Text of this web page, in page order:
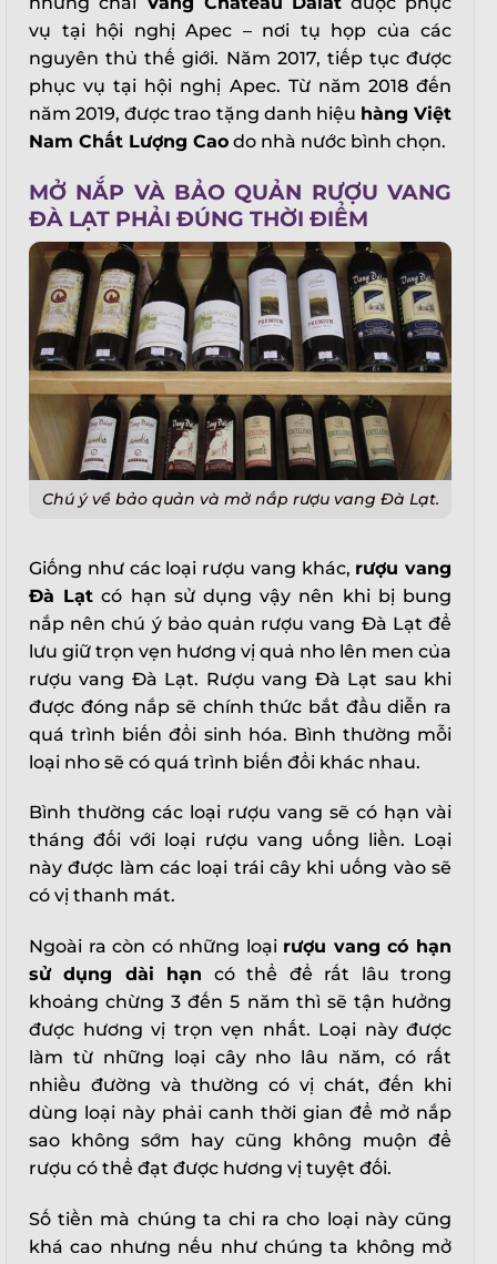
vụ tại hội nghị Apec – nơi tụ họp của các
nguyên thủ thế giới. Năm 2017, tiếp tục được
phục vụ tại hội nghị Apec. Từ năm 2018 đến
năm 2019, được trao tặng danh hiệu hàng Việt
Nam Chất Lượng Cao do nhà nước bình chọn.
MỞ NẮP VÀ BẢO QUẢN RƯỢU VANG
ĐÀ LẠT PHẢI ĐÚNG THỜI ĐIỂM
Chú ý về bảo quản và mở nắp rượu vang Đà Lạt.
Giống như các loại rượu vang khác, rượu vang
Đà Lạt có hạn sử dụng vậy nên khi bị bung
nắp nên chú ý bảo quản rượu vang Đà Lạt để
lưu giữ trọn vẹn hương vị quả nho lên men của
rượu vang Đà Lạt. Rượu vang Đà Lạt sau khi
được đóng nắp sẽ chính thức bắt đầu diễn ra
quá trình biến đổi sinh hóa. Bình thường mỗi
loại nho sẽ có quá trình biến đổi khác nhau.
Bình thường các loại rượu vang sẽ có hạn vài
tháng đối với loại rượu vang uống liền. Loại
này được làm các loại trái cây khi uống vào sẽ
có vị thanh mát.
Ngoài ra còn có những loại rượu vang có hạn
sử dụng dài hạn có thể để rất lâu trong
khoảng chừng 3 đến 5 năm thì sẽ tận hưởng
được hương vị trọn vẹn nhất. Loại này được
làm từ những loại cây nho lâu năm, có rất
nhiều đường và thường có vị chát, đến khi
dùng loại này phải canh thời gian để mở nắp
sao không sớm hay cũng không muộn để
rượu có thể đạt được hương vị tuyệt đối.
Số tiền mà chúng ta chi ra cho loại này cũng
khá cao nhưng nếu như chúng ta không mở